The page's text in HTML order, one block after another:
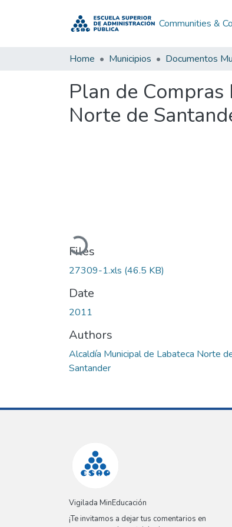
Communities &
Home Municipios Documentos
Plan de
Norte de
Loading...
Files
27309-1.xls (46.5 KB)
Date
2011
Authors
Alcaldía Municipal de Labateca Norte
Santander
Vigilada MinEducación
¡Te invitamos a dejar tus comentarios en